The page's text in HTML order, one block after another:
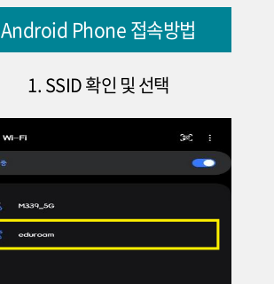
Android Phone 접속방법
1. SSID 확인 및 선택